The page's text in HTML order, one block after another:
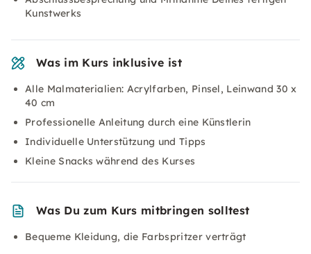
Kunstwerks
Was im Kurs inklusive ist
Alle Malmaterialien: Acrylfarben, Pinsel, Leinwand 30 x
40 cm
Professionelle Anleitung durch eine Künstlerin
Individuelle Unterstützung und Tipps
Kleine Snacks während des Kurses
Was Du zum Kurs mitbringen solltest
Bequeme Kleidung, die Farbspritzer verträgt